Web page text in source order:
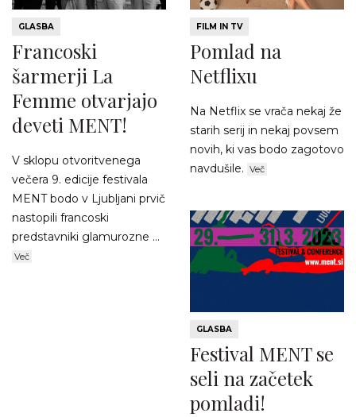
GLASBA
Francoski
šarmerji La
Femme otvarjajo
deveti MENT!
V sklopu otvoritvenega
večera 9. edicije festivala
MENT bodo v Ljubljani prvič
nastopili francoski
predstavniki glamurozne ...
Več
FILM IN TV
Pomlad na
Netflixu
Na Netflix se vrača nekaj že
starih serij in nekaj povsem
novih, ki vas bodo zagotovo
navdušile. Več
GLASBA
Festival MENT se
seli na začetek
pomladi!